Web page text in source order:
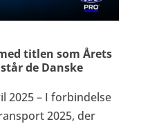
titlen som Årets
de Danske
2025 – I forbindelse
2025, der